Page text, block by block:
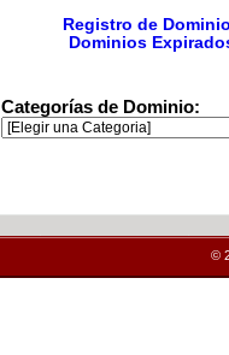
Registro de
Dominios
Categorías de Dominio:
©